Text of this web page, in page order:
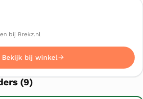
bij Brekz.nl
Bekijk bij winkel
(9)